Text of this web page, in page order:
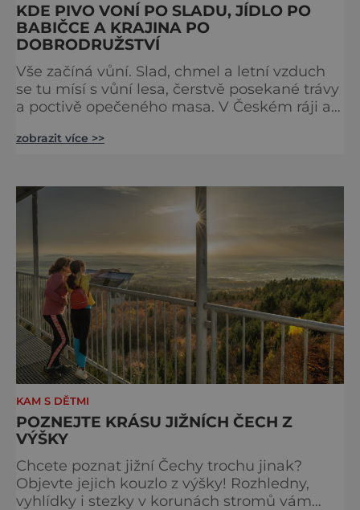
KDE PIVO VONÍ PO SLADU, JÍDLO PO
BABIČCE A KRAJINA PO
DOBRODRUŽSTVÍ
Vše začíná vůní. Slad, chmel a letní vzduch
se tu mísí s vůní lesa, čerstvě posekané trávy
a poctivě opečeného masa. V Českém ráji a
doušky – a ty tady tečou proudem. Není to
ví, že k dokonalému dni patří nejen výhled,
zobrazit více >>
KAM S DĚTMI
POZNEJTE KRÁSU JIŽNÍCH ČECH Z
VÝŠKY
Chcete poznat jižní Čechy trochu jinak?
Objevte jejich kouzlo z výšky! Rozhledny,
vyhlídky i stezky v korunách stromů vám